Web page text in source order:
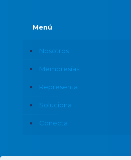
Menú
Nosotros
Membresías
Representa
Soluciona
Conecta